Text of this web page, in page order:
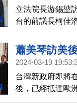
立法院長游錫堃
台的前議長柯佳
感動，因為一想
遇來自中共壓力
千金到台灣訪問
遺志的韋德齊參
和國的偉大，並
越想像。
蕭美琴訪美
2024-03-19
台灣新政府即將
後，已經抵達歐
片，貼文一出，